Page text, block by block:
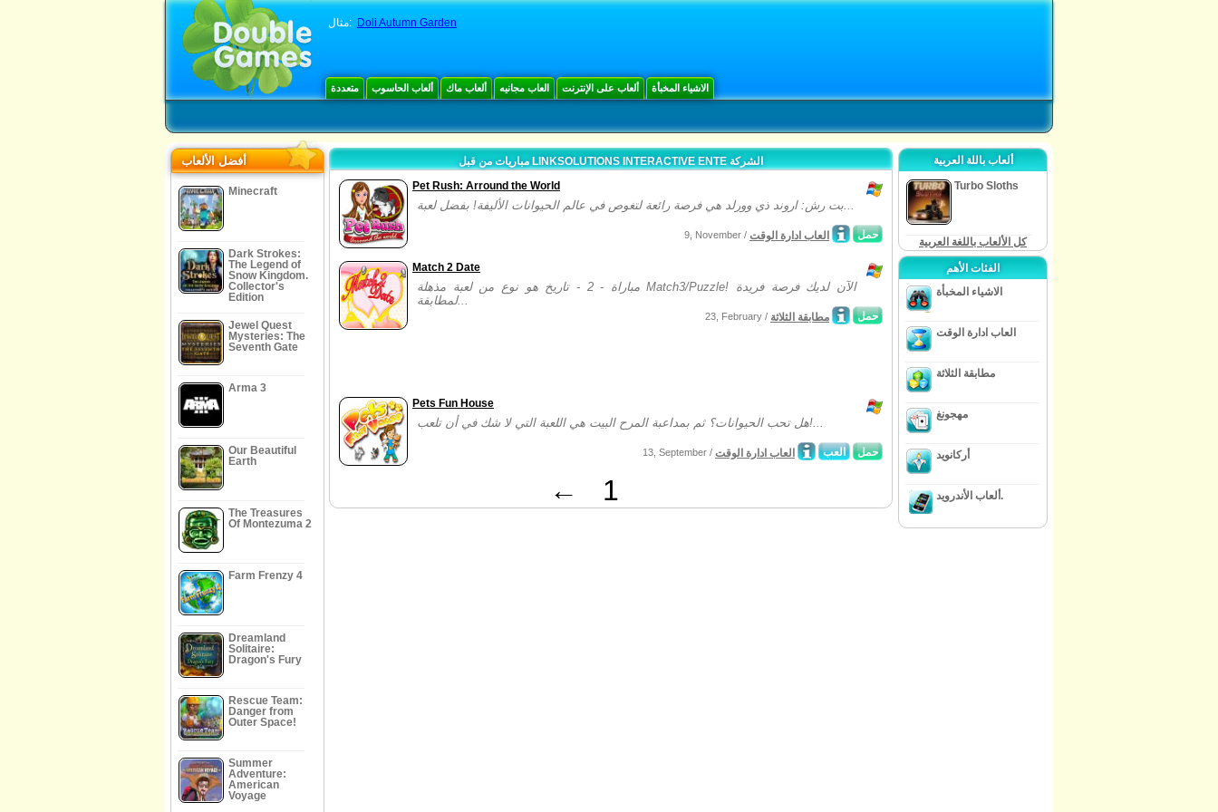
مثال: Doli Autumn Garden
متعددة ألعاب الحاسوب ألعاب ماك العاب مجانيه ألعاب على الإنترنت الاشياء المخبأة
أفضل الألعاب
Minecraft
Dark Strokes:
The Legend of
Snow Kingdom.
Collector's
Edition
Jewel Quest
Mysteries: The
Seventh Gate
Arma 3
Our Beautiful
Earth
The Treasures
Of Montezuma 2
Farm Frenzy 4
Dreamland
Solitaire:
Dragon's Fury
Rescue Team:
Danger from
Outer Space!
Summer
Adventure:
American
Voyage
مباريات من قبل LINKSOLUTIONS INTERACTIVE ENTE الشركة
Pet Rush: Arround the World
بت رش: اروند ذي وورلد هي فرصة رائعة لتغوص في عالم الحيوانات الأليفة! بفضل لعبة...
حمل 9, November / العاب ادارة الوقت
Match 2 Date
مباراة - 2 - تاريخ هو نوع من لعبة مذهلة Match3/Puzzle! الآن لديك فرصة فريدة
لمطابقة...
حمل 23, February / مطابقة الثلاثة
Pets Fun House
هل تحب الحيوانات؟ ثم بمداعبة المرح البيت هي اللعبة التي لا شك في أن تلعب!...
حمل العب 13, September / العاب ادارة الوقت
← 1
ألعاب باللة العربية
Turbo Sloths
كل الألعاب باللغة العربية
الفئات الأهم
الاشياء المخبأة
العاب ادارة الوقت
مطابقة الثلاثة
مهجونغ
أركانويد
ألعاب الأندرويد.